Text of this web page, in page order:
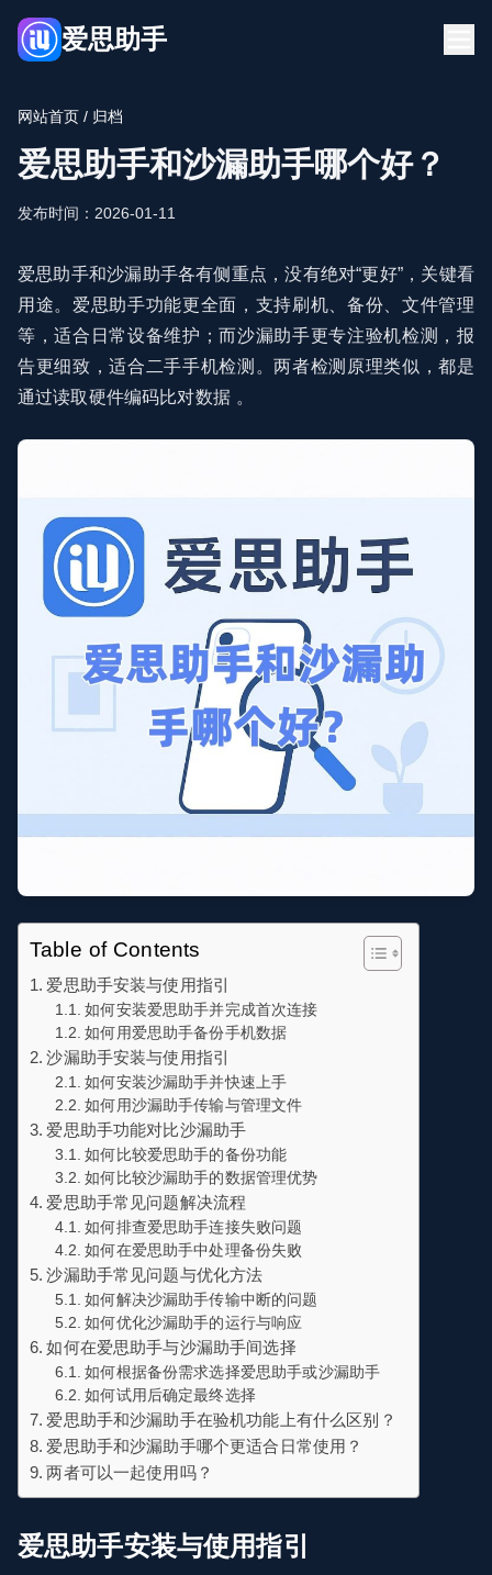
爱思助手
博客
常见问题
立即下载
网站首页 / 归档
爱思助手和沙漏助手哪个好？
发布时间：2026-01-11
爱思助手和沙漏助手各有侧重点，没有绝对“更好”，关键看
用途。爱思助手功能更全面，支持刷机、备份、文件管理
等，适合日常设备维护；而沙漏助手更专注验机检测，报
告更细致，适合二手手机检测。两者检测原理类似，都是
通过读取硬件编码比对数据 。
Table of Contents
爱思助手安装与使用指引
如何安装爱思助手并完成首次连接
如何用爱思助手备份手机数据
沙漏助手安装与使用指引
如何安装沙漏助手并快速上手
如何用沙漏助手传输与管理文件
爱思助手功能对比沙漏助手
如何比较爱思助手的备份功能
如何比较沙漏助手的数据管理优势
爱思助手常见问题解决流程
如何排查爱思助手连接失败问题
如何在爱思助手中处理备份失败
沙漏助手常见问题与优化方法
如何解决沙漏助手传输中断的问题
如何优化沙漏助手的运行与响应
如何在爱思助手与沙漏助手间选择
如何根据备份需求选择爱思助手或沙漏助手
如何试用后确定最终选择
爱思助手和沙漏助手在验机功能上有什么区别？
爱思助手和沙漏助手哪个更适合日常使用？
两者可以一起使用吗？
爱思助手安装与使用指引